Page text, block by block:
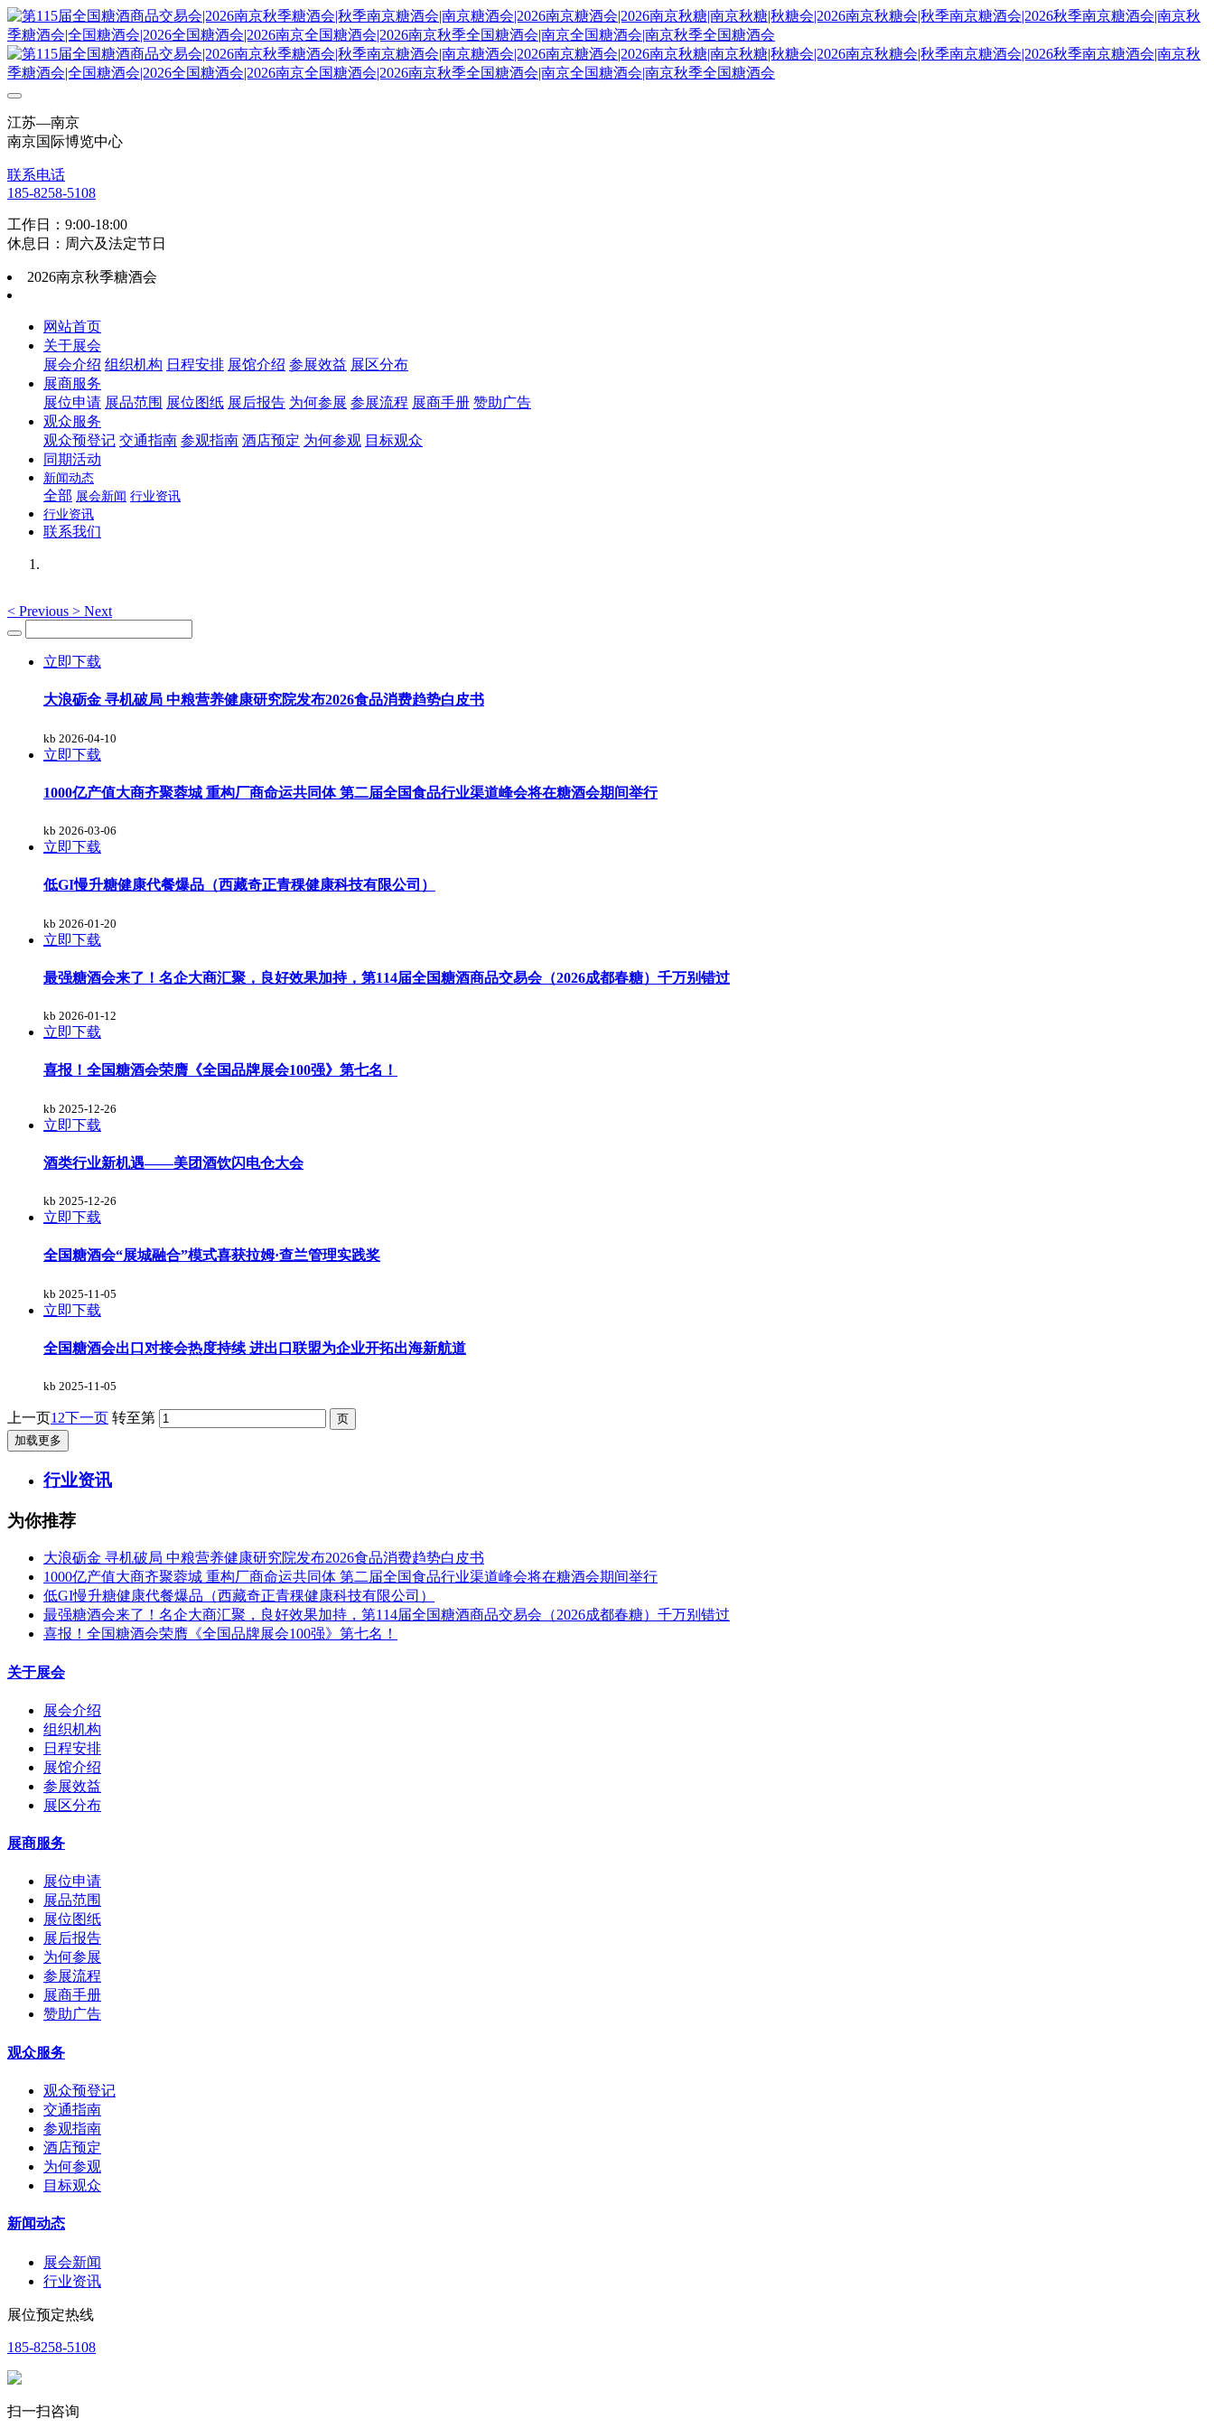
江苏—南京
南京国际博览中心
联系电话
185-8258-5108
工作日：9:00-18:00
休息日：周六及法定节日
2026南京秋季糖酒会
网站首页
关于展会
展会介绍 组织机构 日程安排 展馆介绍 参展效益 展区分布
展商服务
展位申请 展品范围 展位图纸 展后报告 为何参展 参展流程 展商手册 赞助广告
观众服务
观众预登记 交通指南 参观指南 酒店预定 为何参观 目标观众
同期活动
新闻动态
全部 展会新闻 行业资讯
行业资讯
联系我们
< Previous > Next
立即下载
大浪砺金 寻机破局 中粮营养健康研究院发布2026食品消费趋势白皮书
kb 2026-04-10
立即下载
1000亿产值大商齐聚蓉城 重构厂商命运共同体 第二届全国食品行业渠道峰会将在糖酒会期间举行
kb 2026-03-06
立即下载
低GI慢升糖健康代餐爆品（西藏奇正青稞健康科技有限公司）
kb 2026-01-20
立即下载
最强糖酒会来了！名企大商汇聚，良好效果加持，第114届全国糖酒商品交易会（2026成都春糖）千万别错过
kb 2026-01-12
立即下载
喜报！全国糖酒会荣膺《全国品牌展会100强》第七名！
kb 2025-12-26
立即下载
酒类行业新机遇——美团酒饮闪电仓大会
kb 2025-12-26
立即下载
全国糖酒会“展城融合”模式喜获拉姆·查兰管理实践奖
kb 2025-11-05
立即下载
全国糖酒会出口对接会热度持续 进出口联盟为企业开拓出海新航道
kb 2025-11-05
上一页1 2下一页 转至第
加载更多
行业资讯
为你推荐
大浪砺金 寻机破局 中粮营养健康研究院发布2026食品消费趋势白皮书
1000亿产值大商齐聚蓉城 重构厂商命运共同体 第二届全国食品行业渠道峰会将在糖酒会期间举行
低GI慢升糖健康代餐爆品（西藏奇正青稞健康科技有限公司）
最强糖酒会来了！名企大商汇聚，良好效果加持，第114届全国糖酒商品交易会（2026成都春糖）千万别错过
喜报！全国糖酒会荣膺《全国品牌展会100强》第七名！
关于展会
展会介绍
组织机构
日程安排
展馆介绍
参展效益
展区分布
展商服务
展位申请
展品范围
展位图纸
展后报告
为何参展
参展流程
展商手册
赞助广告
观众服务
观众预登记
交通指南
参观指南
酒店预定
为何参观
目标观众
新闻动态
展会新闻
行业资讯
展位预定热线
185-8258-5108
扫一扫咨询